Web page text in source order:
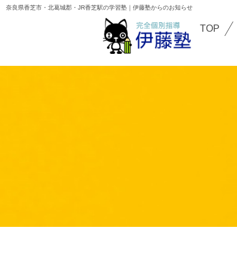
奈良県香芝市・北葛城郡・JR香芝駅の学習塾｜伊藤塾からのお知らせ
TOP
TOP
伊藤塾について
講師紹介
お問い合わせ
校舎
校舎紹介